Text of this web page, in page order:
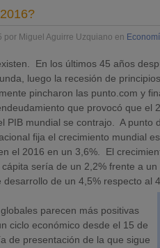
por Miguel Aguirre Uzquiano en
En los últimos 45 años
luego la recesión de
pincharon las punto.com y
que provocó que el
PIB mundial se contrajo. A punto
fija el crecimiento mundial
el 2016 en un 3,6%. El
sería de un 2,2% frente a
de un 4,5% respecto al
parecen más positivas
ciclo económico desde el 15 de
de presentación de la que sigue